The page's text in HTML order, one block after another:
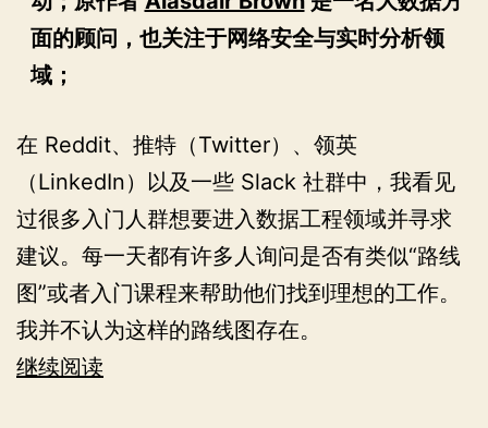
面的顾问，也关注于网络安全与实时分析领
域；
在 Reddit、推特（Twitter）、领英
（LinkedIn）以及一些 Slack 社群中，我看见
过很多入门人群想要进入数据工程领域并寻求
建议。每一天都有许多人询问是否有类似“路线
图”或者入门课程来帮助他们找到理想的工作。
我并不认为这样的路线图存在。
继续阅读